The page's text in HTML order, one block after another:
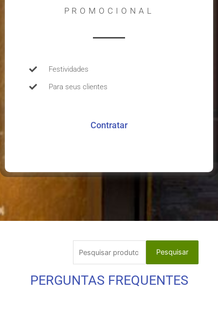
PROMOCIONAL
Festividades
Para seus clientes
Contratar
Pesquisar
PERGUNTAS FREQUENTES